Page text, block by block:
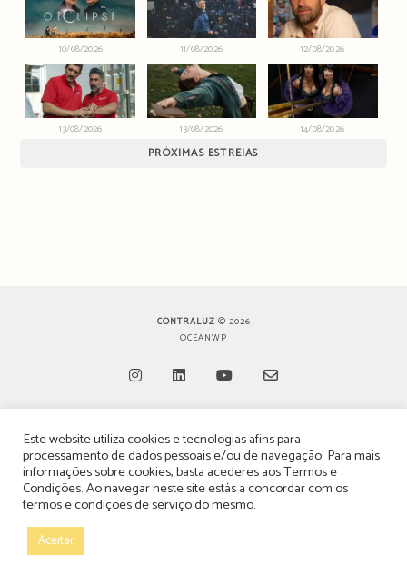
10/08/2026 11/08/2026 12/08/2026
13/08/2026 13/08/2026 14/08/2026
PRÓXIMAS ESTREIAS
CONTRALUZ © 2026
OCEANWP
in
a
new
in
a
new
tab
in
a
new
in
a
new
TERMOS, CONDIÇÕES & POLÍTICA DE PRIVACIDADE
ESTATUTO EDITORIAL
POLÍTICA DE PUBLICIDADE E ANÚNCIOS
Este website utiliza cookies e tecnologias afins para
processamento de dados pessoais e/ou de navegação. Para mais
informações sobre cookies, basta acederes aosTermos e
Condições. Ao navegar neste site estás a concordar com os
termos e condições de serviço do mesmo.
Aceitar